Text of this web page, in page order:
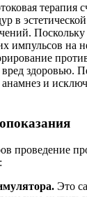
терапия
в
импульсов на
здоровью.
анамнез и
проведение
Это